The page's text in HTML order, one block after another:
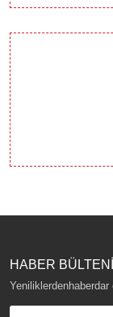
HABER